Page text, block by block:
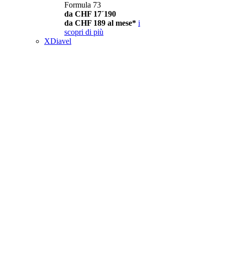
Formula 73
da CHF 17´190
da CHF 189 al mese* i
scopri di più
XDiavel